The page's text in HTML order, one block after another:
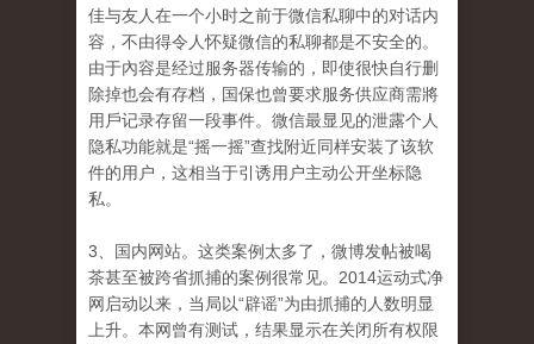
佳与友人在一个小时之前于微信私聊中的对话内
容，不由得令人怀疑微信的私聊都是不安全的。
由于內容是经过服务器传输的，即使很快自行删
除掉也会有存档，国保也曾要求服务供应商需將
用戶记录存留一段事件。微信最显见的泄露个人
隐私功能就是“摇一摇”查找附近同样安装了该软
件的用户，这相当于引诱用户主动公开坐标隐
私。
3、国内网站。这类案例太多了，微博发帖被喝
茶甚至被跨省抓捕的案例很常见。2014运动式净
网启动以来，当局以“辟谣”为由抓捕的人数明显
上升。本网曾有测试，结果显示在关闭所有权限